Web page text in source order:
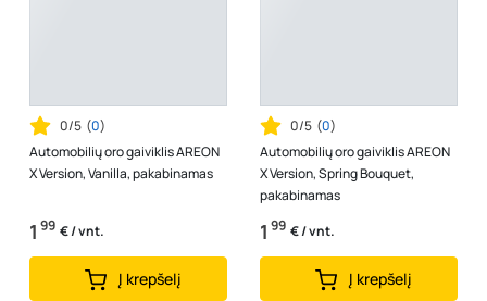
0/5 (0)
Automobilių oro gaiviklis AREON
X Version, Vanilla, pakabinamas
1 99 € / vnt.
Į krepšelį
0/5 (0)
Automobilių oro gaiviklis AREON
X Version, Spring Bouquet,
pakabinamas
1 99 € / vnt.
Į krepšelį